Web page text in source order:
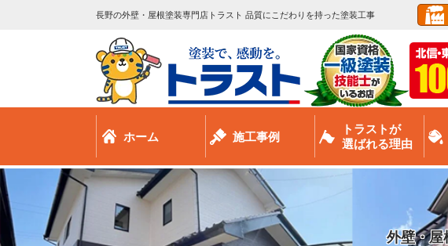
長野の外壁・屋根塗装専門店トラスト 品質にこだわりを持った塗装工事
ホーム 施工事例
トラストが
選ばれる理由
外壁・屋